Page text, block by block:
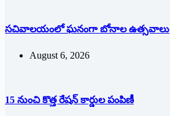
సచివాలయంలో ఘనంగా బోనాల ఉత్సవాలు
August 6, 2026
15 నుంచి కొత్త రేషన్ కార్డుల పంపిణీ